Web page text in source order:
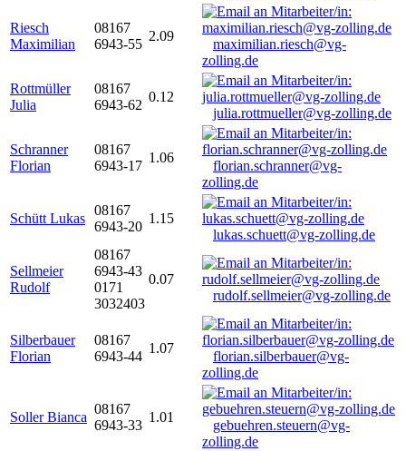
Riesch
Maximilian
08167
6943-55
2.09
maximilian.riesch@vg-
zolling.de
Rottmüller
Julia
08167
6943-62
0.12
julia.rottmueller@vg-zolling.de
Schranner
Florian
08167
6943-17
1.06
florian.schranner@vg-
zolling.de
Schütt Lukas
08167
6943-20
1.15
lukas.schuett@vg-zolling.de
Sellmeier
Rudolf
08167
6943-43
0171
3032403
0.07
rudolf.sellmeier@vg-zolling.de
Silberbauer
Florian
08167
6943-44
1.07
florian.silberbauer@vg-
zolling.de
Soller Bianca
08167
6943-33
1.01
gebuehren.steuern@vg-
zolling.de